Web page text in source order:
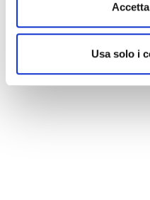
Usa solo i